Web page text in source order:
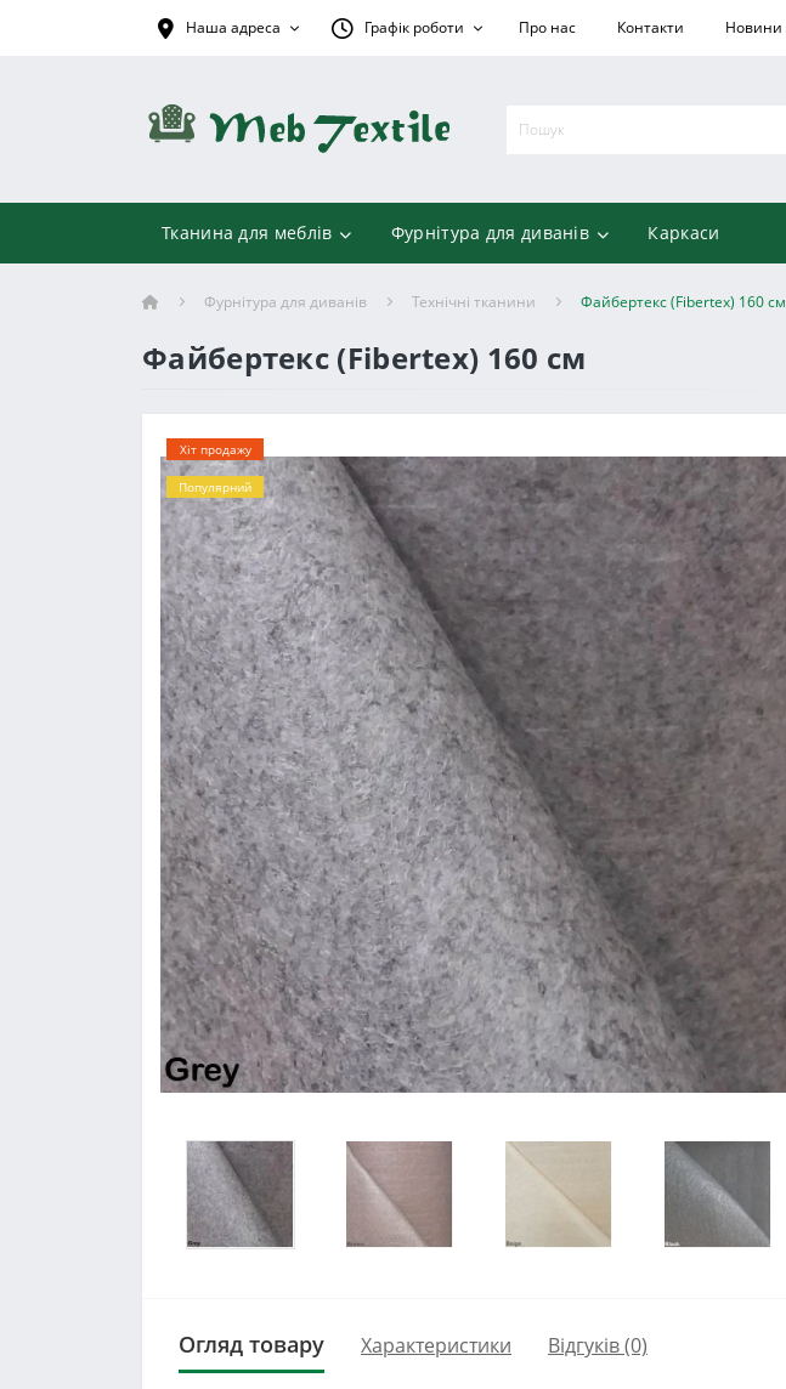
Наша адреса Графік роботи Про нас Контакти Новини
Тканина для меблів Фурнітура для диванів Каркаси
Фурнітура для диванів Технічні тканини Файбертекс (Fibertex) 160 см
Файбертекс (Fibertex) 160 см
Хіт продажу
Популярний
Огляд товару Характеристики Відгуків (0)